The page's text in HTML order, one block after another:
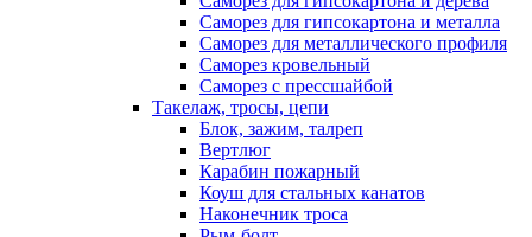
Саморез для гипсокартона и металла
Саморез для металлического профиля
Саморез кровельный
Саморез с прессшайбой
Такелаж, тросы, цепи
Блок, зажим, талреп
Вертлюг
Карабин пожарный
Коуш для стальных канатов
Наконечник троса